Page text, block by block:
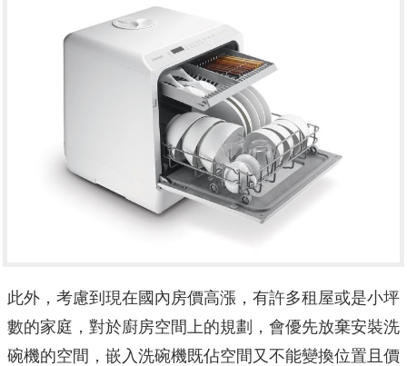
此外，考慮到現在國內房價高漲，有許多租屋或是小坪
數的家庭，對於廚房空間上的規劃，會優先放棄安裝洗
碗機的空間，嵌入洗碗機既佔空間又不能變換位置且價